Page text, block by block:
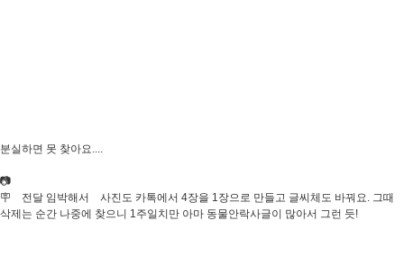
분실하면 못 찾아요....
📷
🪧 전달 임박해서 사진도 카톡에서 4장을 1장으로 만들고 글씨체도 바꿔요. 그때
삭제는 순간 나중에 찾으니 1주일치만 아마 동물안락사글이 많아서 그런 듯!